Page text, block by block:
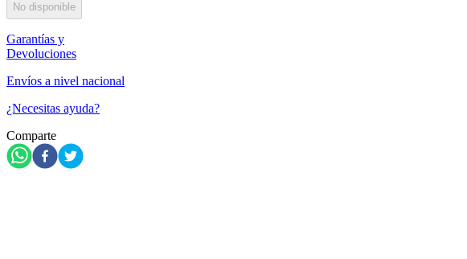
No disponible
Garantías y
Devoluciones
Envíos a nivel nacional
¿Necesitas ayuda?
Comparte